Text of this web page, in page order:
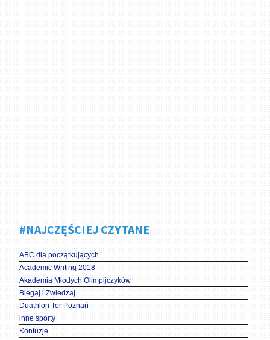
#NAJCZĘŚCIEJ CZYTANE
ABC dla początkujących
Academic Writing 2018
Akademia Młodych Olimpijczyków
Biegaj i Zwiedzaj
Duathlon Tor Poznań
inne sporty
Kontuzje